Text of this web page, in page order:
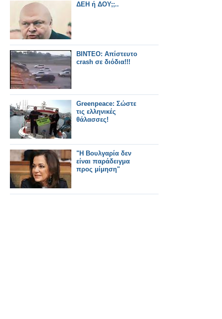
ΔΕΗ ή ΔΟΥ;;..
ΒΙΝΤΕΟ: Απίστευτο
crash σε διόδια!!!
Greenpeace: Σώστε
τις ελληνικές
θάλασσες!
"Η Βουλγαρία δεν
είναι παράδειγμα
προς μίμηση"